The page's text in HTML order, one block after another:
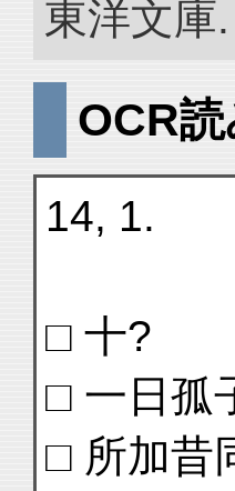
東洋文庫
OCR
14, 1.
□ 十?
□ 一日孤
□ 所加昔